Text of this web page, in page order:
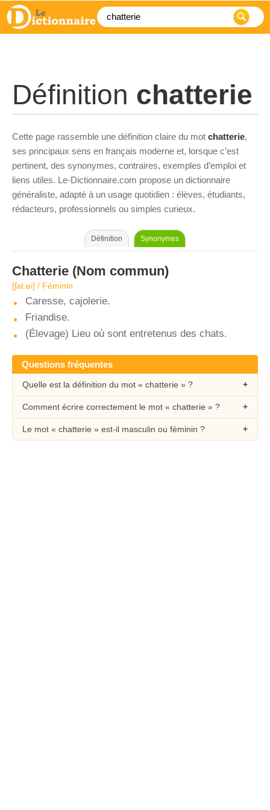
Définition chatterie
Cette page rassemble une définition claire du mot chatterie,
ses principaux sens en français moderne et, lorsque c’est
pertinent, des synonymes, contraires, exemples d’emploi et
liens utiles. Le-Dictionnaire.com propose un dictionnaire
généraliste, adapté à un usage quotidien : élèves, étudiants,
rédacteurs, professionnels ou simples curieux.
Définition Synonymes
Chatterie (Nom commun)
[ʃat.ʁi] / Féminin
Caresse, cajolerie.
Friandise.
(Élevage) Lieu où sont entretenus des chats.
Questions fréquentes
Quelle est la définition du mot « chatterie » ?
Comment écrire correctement le mot « chatterie » ?
Le mot « chatterie » est-il masculin ou féminin ?